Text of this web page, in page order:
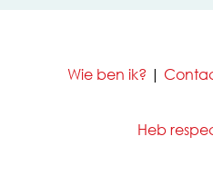
Wie ben ik? |
Heb